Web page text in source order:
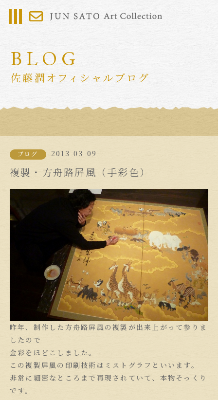
BLOG
佐藤潤オフィシャルブログ
ブログ 2013-03-09
複製・方舟路屏風（手彩色）
昨年、制作した方舟路屏風の複製が出来上がって参りま
したので
金彩をほどこしました。
この複製屏風の印刷技術はミストグラフといいます。
非常に細密なところまで再現されていて、本物そっくり
です。